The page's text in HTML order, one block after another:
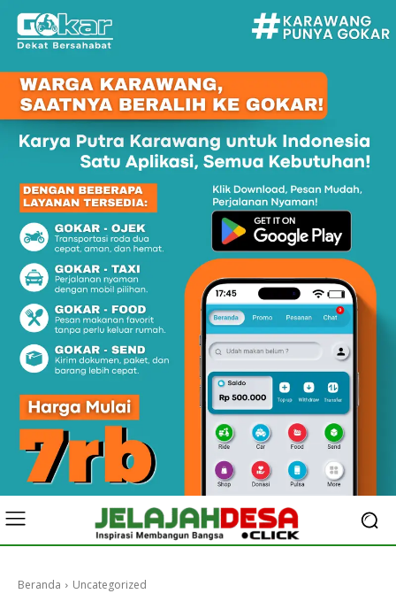
Beranda Uncategorized